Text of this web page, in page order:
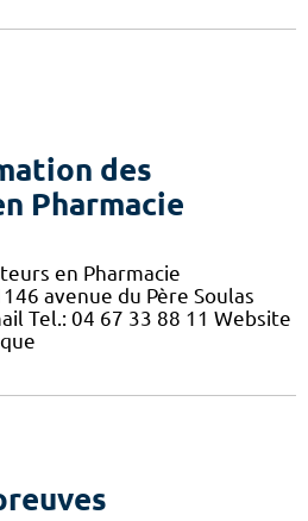
des
Pharmacie
en Pharmacie
avenue du Père Soulas
Tel.: 04 67 33 88 11 Website